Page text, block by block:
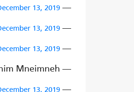
— georges azzi (@G_azzi)
13, 2019
— Sara Assaf (@SaraAssaf)
13, 2019
— nasser.k.tripoli (@tripoli_k)
13, 2019
— Ibrahim Mneimneh | ابراهيم منيمنة (@Ibram76)
— m?r? (@dmmr4)
13, 2019